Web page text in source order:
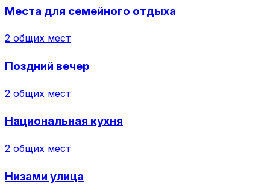
Места для семейного отдыха
2 общих мест
Поздний вечер
2 общих мест
Национальная кухня
2 общих мест
Низами улица